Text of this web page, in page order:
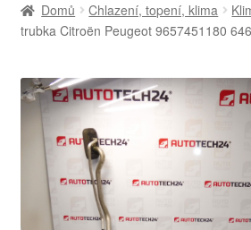
Celosvětová doprava
Kontakt
Košík
Můj účet
Domů Chlazení, topení, klima
trubka Citroën Peugeot 9657451180